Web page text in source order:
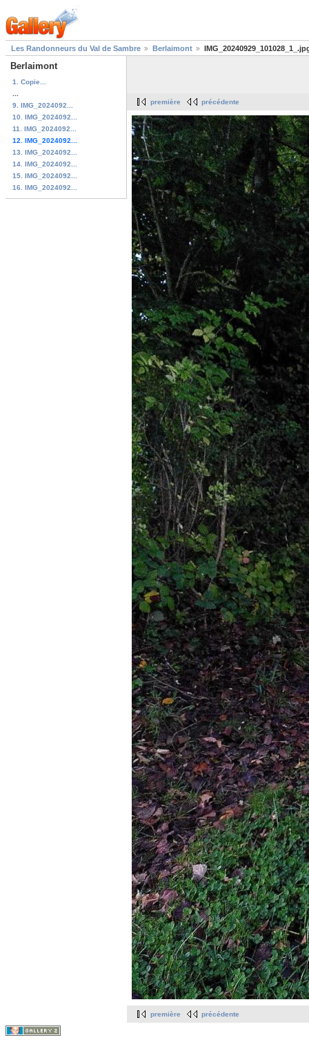
Les Randonneurs du Val de Sambre Berlaimont
Berlaimont
1. Copie...
9. IMG_2024092...
10. IMG_2024092...
11. IMG_2024092...
12. IMG_2024092...
13. IMG_2024092...
14. IMG_2024092...
15. IMG_2024092...
16. IMG_2024092...
première précédente
première précédente